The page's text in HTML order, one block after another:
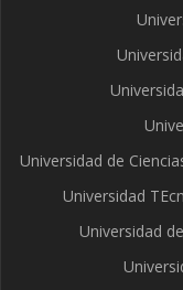
Universidad de
Universidad
Universidad